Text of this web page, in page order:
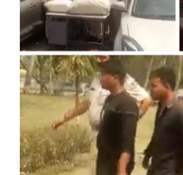
पकड़ी
गई